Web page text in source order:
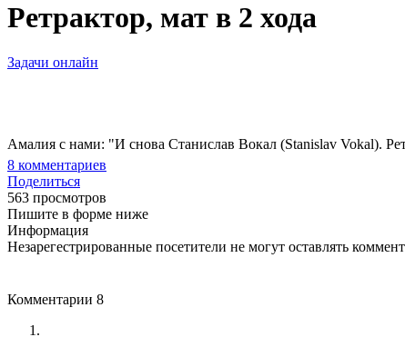
Ретрактор, мат в 2 хода
Задачи онлайн
Амалия с нами: "И снова Станислав Вокал (Stanislav Vokal).
8 комментариев
Поделиться
563 просмотров
Пишите в форме ниже
Информация
Незарегестрированные посетители не могут оставлять
Комментарии 8